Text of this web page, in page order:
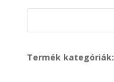
Termék kategóriák: